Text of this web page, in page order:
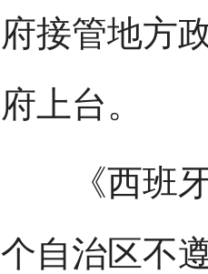
府接管地方
府上台。
《西班牙
个自治区不